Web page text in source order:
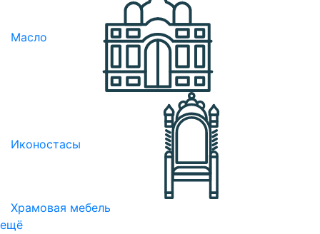
Масло
Иконостасы
Храмовая мебель
ещё